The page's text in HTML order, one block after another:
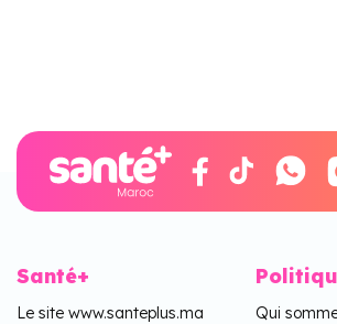
Santé+
Le site www.santeplus.ma
Qui